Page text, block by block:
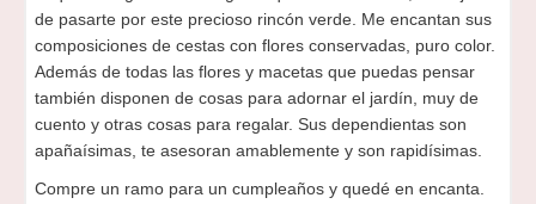
de pasarte por este precioso rincón verde. Me encantan sus
composiciones de cestas con flores conservadas, puro color.
Además de todas las flores y macetas que puedas pensar
también disponen de cosas para adornar el jardín, muy de
cuento y otras cosas para regalar. Sus dependientas son
apañaísimas, te asesoran amablemente y son rapidísimas.
Compre un ramo para un cumpleaños y quedé en encanta.